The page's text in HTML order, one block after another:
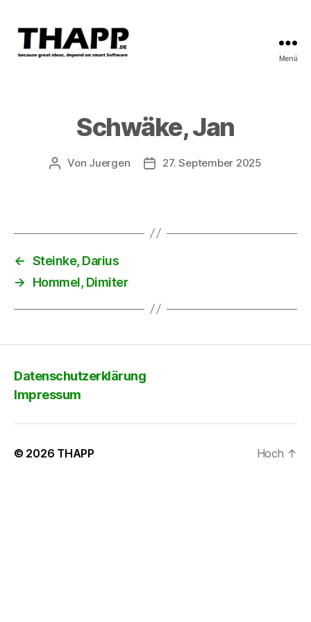
Menü
Schwäke, Jan
Beitragsautor
Von Juergen Beitragsdatum
27. September 2025
← Steinke, Darius
→
Hommel, Dimiter
Datenschutzerklärung
Impressum
© 2026 THAPP Hoch ↑